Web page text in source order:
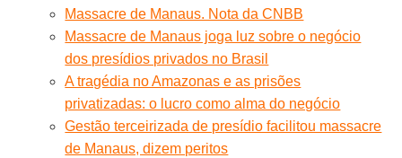
Massacre de Manaus. Nota da CNBB
Massacre de Manaus joga luz sobre o negócio
dos presídios privados no Brasil
A tragédia no Amazonas e as prisões
privatizadas: o lucro como alma do negócio
Gestão terceirizada de presídio facilitou massacre
de Manaus, dizem peritos